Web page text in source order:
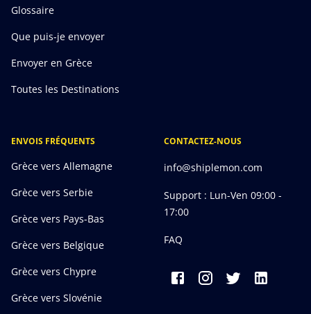
Glossaire
Que puis-je envoyer
Envoyer en Grèce
Toutes les Destinations
ENVOIS FRÉQUENTS
Grèce vers Allemagne
Grèce vers Serbie
Grèce vers Pays-Bas
Grèce vers Belgique
Grèce vers Chypre
Grèce vers Slovénie
CONTACTEZ-NOUS
info@shiplemon.com
Support : Lun-Ven 09:00 -
17:00
FAQ